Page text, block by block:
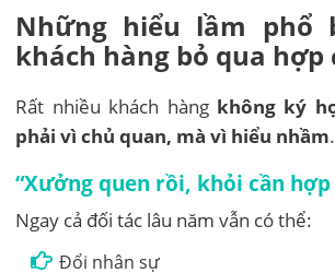
Những hiểu lầm phổ
khách hàng bỏ qua hợp
Rất nhiều khách hàng không ký
phải vì chủ quan, mà vì hiểu nhầm.
“Xưởng quen rồi, khỏi cần hợp
Ngay cả đối tác lâu năm vẫn có thể:
Đổi nhân sự